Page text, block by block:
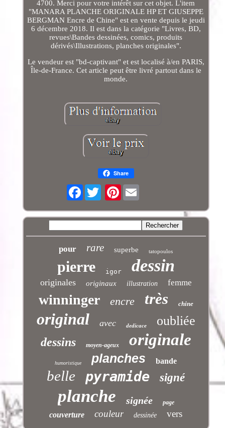
4700. Merci pour votre intérêt sur cet objet. L'item
"MANARA PLANCHE ORIGINALE HP ET GIUSEPPE
BERGMAN Encre de Chine" est en vente depuis le jeudi
6 décembre 2018. Il est dans la catégorie "Livres, BD,
revues\Bandes dessinées, comics, produits
dérivés\Illustrations, planches originales".
Le vendeur est "bd-captivant" et est localisé à/en PARIS,
Île-de-France. Cet article peut être livré partout dans le
monde.
Share
Facebook Pinterest
pour rare superbe tatopoulos
pierre igor dessin
originales originaux illustration femme
winninger encre très chine
original avec dedicace oubliée
dessins moyen-ageux originale
humoristique planches bande
belle pyramide signé
planche signée page
couverture couleur dessinée vers